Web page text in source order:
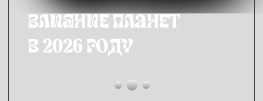
Вы можете использовать эти цифры для